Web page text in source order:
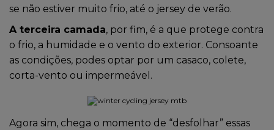
se não estiver muito frio, até o jersey de verão.
A terceira camada, por fim, é a que protege contra
o frio, a humidade e o vento do exterior. Consoante
as condições, podes optar por um casaco, colete,
corta-vento ou impermeável.
Agora sim, chega o momento de “desfolhar” essas